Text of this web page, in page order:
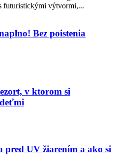
futuristickými výtvormi,...
Bez poistenia
v ktorom si
pred UV žiarením a ako si